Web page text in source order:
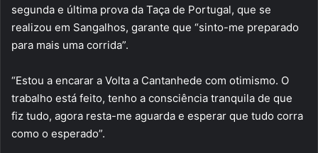
segunda e última prova da Taça de Portugal, que se
realizou em Sangalhos, garante que “sinto-me preparado
para mais uma corrida”.
“Estou a encarar a Volta a Cantanhede com otimismo. O
trabalho está feito, tenho a consciência tranquila de que
fiz tudo, agora resta-me aguarda e esperar que tudo corra
como o esperado”.